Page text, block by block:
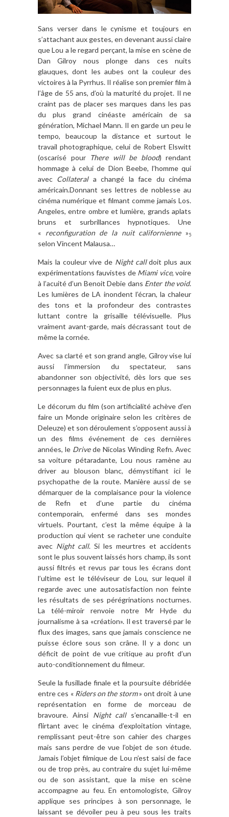
Sans verser dans le cynisme et toujours en
s’attachant aux gestes, en devenant aussi claire
que Lou a le regard perçant, la mise en scène de
Dan Gilroy nous plonge dans ces nuits
glauques, dont les aubes ont la couleur des
victoires à la Pyrrhus. Il réalise son premier film à
l’âge de 55 ans, d’où la maturité du projet. Il ne
craint pas de placer ses marques dans les pas
du plus grand cinéaste américain de sa
génération, Michael Mann. Il en garde un peu le
tempo, beaucoup la distance et surtout le
travail photographique, celui de Robert Elswitt
(oscarisé pour There will be blood) rendant
hommage à celui de Dion Beebe, l’homme qui
avec Collaterala changé la face du cinéma
américain.Donnant ses lettres de noblesse au
cinéma numérique et filmant comme jamais Los.
Angeles, entre ombre et lumière, grands aplats
bruns et surbrillances hypnotiques. Une
« reconfiguration de la nuit californienne»5
selon Vincent Malausa…
Mais la couleur vive de Night calldoit plus aux
expérimentations fauvistes de Miami vice, voire
à l’acuité d’un Benoit Debie dans Enter the void.
Les lumières de LA inondent l’écran, la chaleur
des tons et la profondeur des contrastes
luttant contre la grisaille télévisuelle. Plus
vraiment avant-garde, mais décrassant tout de
même la cornée.
Avec sa clarté et son grand angle, Gilroy vise lui
aussi l’immersion du spectateur, sans
abandonner son objectivité, dès lors que ses
personnages la fuient eux de plus en plus.
Le décorum du film (son artificialité achève d’en
faire un Monde originaire selon les critères de
Deleuze) et son déroulement s’opposent aussi à
un des films événement de ces dernières
années, le Drivede Nicolas Winding Refn. Avec
sa voiture pétaradante, Lou nous ramène au
driver au blouson blanc, démystifiant ici le
psychopathe de la route. Manière aussi de se
démarquer de la complaisance pour la violence
de Refn et d’une partie du cinéma
contemporain, enfermé dans ses mondes
virtuels. Pourtant, c’est la même équipe à la
production qui vient se racheter une conduite
avec Night call. Si les meurtres et accidents
sont le plus souvent laissés hors champ, ils sont
aussi filtrés et revus par tous les écrans dont
l’ultime est le téléviseur de Lou, sur lequel il
regarde avec une autosatisfaction non feinte
les résultats de ses pérégrinations nocturnes.
La télé-miroir renvoie notre Mr Hyde du
journalisme à sa «création». Il est traversé par le
flux des images, sans que jamais conscience ne
puisse éclore sous son crâne. Il y a donc un
déficit de point de vue critique au profit d’un
auto-conditionnement du filmeur.
Seule la fusillade finale et la poursuite débridée
entre ces « Riders on the storm» ont droit à une
représentation en forme de morceau de
bravoure. Ainsi Night calls’encanaille-t-il en
flirtant avec le cinéma d’exploitation vintage,
remplissant peut-être son cahier des charges
mais sans perdre de vue l’objet de son étude.
Jamais l’objet filmique de Lou n’est saisi de face
ou de trop près, au contraire du sujet lui-même
ou de son assistant, que la mise en scène
accompagne au feu. En entomologiste, Gilroy
applique ses principes à son personnage, le
laissant se dévoiler peu à peu sous les traits